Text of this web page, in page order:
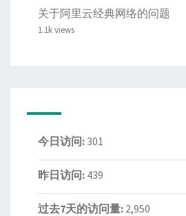
关于阿里云经典网络的问题
1.1k views
今日访问: 301
昨日访问: 439
过去7天的访问量: 2,950